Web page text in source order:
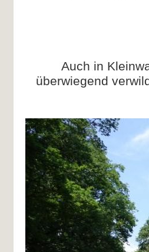
Auch in
überwiegend